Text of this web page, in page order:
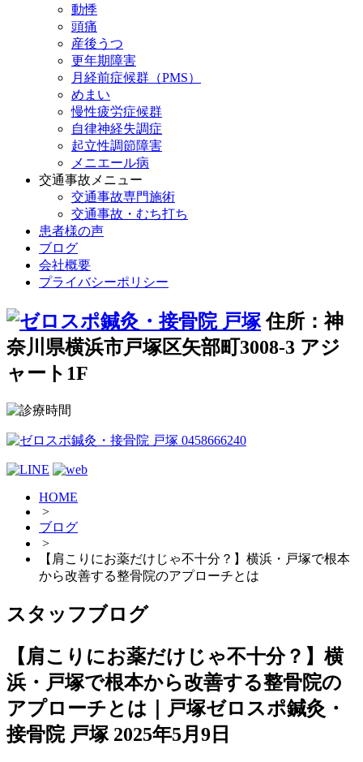
動悸
頭痛
産後うつ
更年期障害
月経前症候群（PMS）
めまい
慢性疲労症候群
自律神経失調症
起立性調節障害
メニエール病
交通事故メニュー
交通事故専門施術
交通事故・むち打ち
患者様の声
ブログ
会社概要
プライバシーポリシー
住所：神
奈川県横浜市戸塚区矢部町3008-3 アジ
ャート1F
HOME
>
ブログ
>
【肩こりにお薬だけじゃ不十分？】横浜・戸塚で根本
から改善する整骨院のアプローチとは
スタッフブログ
【肩こりにお薬だけじゃ不十分？】横
浜・戸塚で根本から改善する整骨院の
アプローチとは｜戸塚ゼロスポ鍼灸・
接骨院 戸塚 2025年5月9日